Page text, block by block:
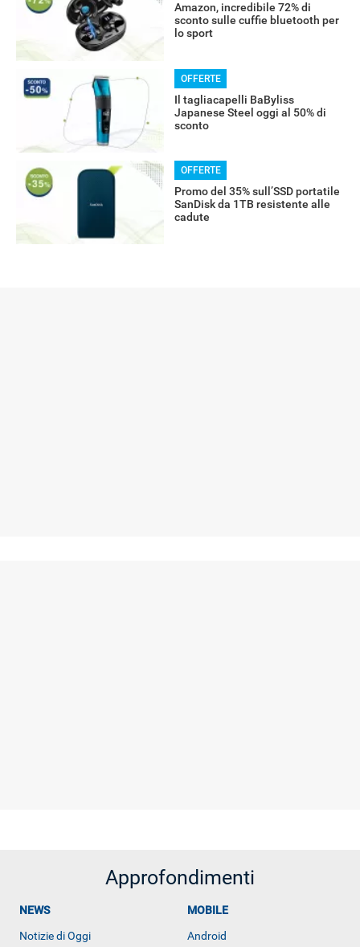
Libero Tecnologia è un prodotto Italiaonline
Amazon, incredibile 72% di
sconto sulle cuffie bluetooth per
lo sport
OFFERTE
Il tagliacapelli BaByliss
Japanese Steel oggi al 50% di
sconto
OFFERTE
Promo del 35% sull’SSD portatile
SanDisk da 1TB resistente alle
cadute
Approfondimenti
NEWS
Notizie di Oggi
MOBILE
Android